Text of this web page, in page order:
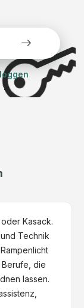
Kasack.
Technik
die
lassen.